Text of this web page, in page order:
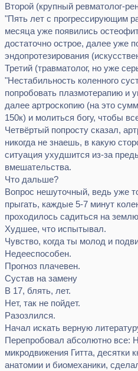
Второй (крупный ревматолог-
"Пять лет с прогрессирующим
месяца уже появились
достаточно острое, далее уже
эндопротезирования
Третий (травматолог, но уже
"Нестабильность коленного
попробовать плазмотерапию и
далее артроскопию (на это
150к) и молиться богу, чтобы
Четвёртый попросту сказал,
никогда не знаешь, в какую
ситуация ухудшится из-за
вмешательства.
Что дальше?
Вопрос нешуточный, ведь уже
прыгать, каждые 5-7 минут
проходилось садиться на
Худшее, что испытывал.
Чувство, когда ты молод и
Недееспособен.
Прогноз плачевен.
Сустав на замену
В 17, блять, лет.
Нет, так не пойдет.
Разозлился.
Начал искать верную
Перепробовал абсолютно все:
микродвижения Гитта, десятки
анатомии и биомеханики,